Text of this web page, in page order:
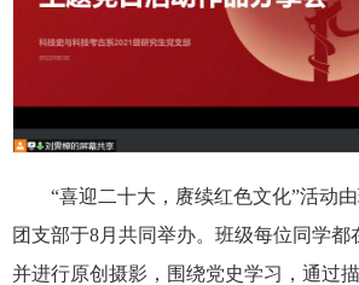
“喜迎二十大，赓续红色文化”活动
团支部于8月共同举办。班级每位同学都
并进行原创摄影，围绕党史学习，通过